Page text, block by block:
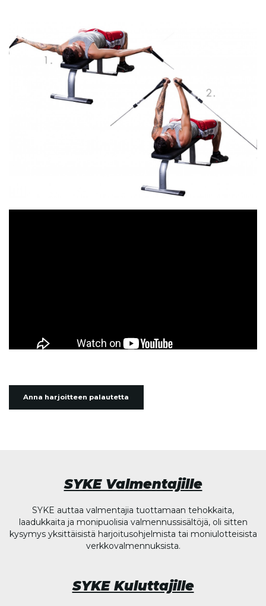
Anna harjoitteen palautetta
SYKE Valmentajille
SYKE auttaa valmentajia tuottamaan tehokkaita,
laadukkaita ja monipuolisia valmennussisältöjä, oli sitten
kysymys yksittäisistä harjoitusohjelmista tai moniulotteisista
verkkovalmennuksista.
SYKE Kuluttajille